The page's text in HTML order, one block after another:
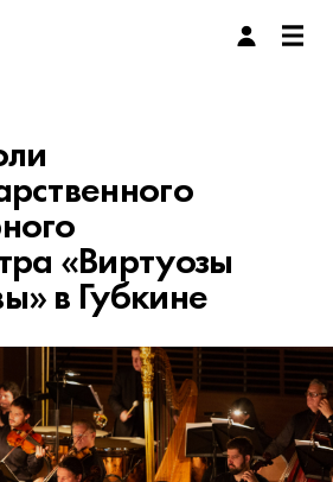
«Виртуозы
в Губкине